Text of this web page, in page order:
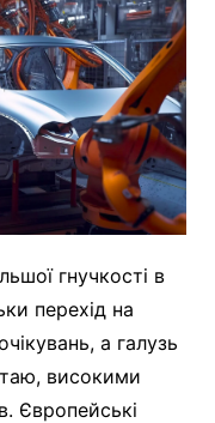
гнучкості в
перехід на
а галузь
високими
Європейські